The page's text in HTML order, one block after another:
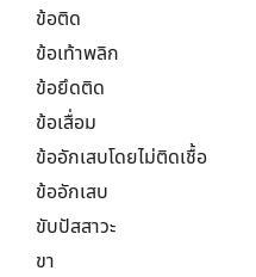
ข้อติด
ข้อเท้าพลิก
ข้อยึดติด
ข้อเสื่อม
ข้ออักเสบโดยไม่ติดเชื้อ
ข้ออักเสบ
ขับปัสสาวะ
ขา